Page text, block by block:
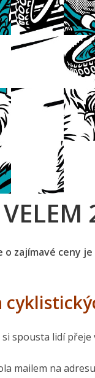
VELEM
zajímavé ceny je
spousta lidí
mailem na adresu